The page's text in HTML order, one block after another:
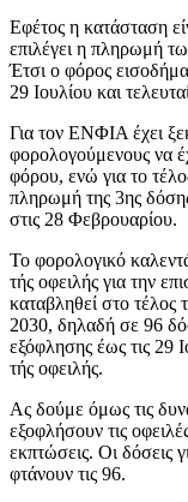
Εφέτος η κατάσταση
επιλέγει η πληρωμή
Έτσι ο φόρος
29 Ιουλίου και
Για τον ΕΝΦΙΑ έχει
φορολογούμενους να
φόρου, ενώ για το
πληρωμή της 3ης
στις 28 Φεβρουαρίου.
Το φορολογικό
τής οφειλής για την
καταβληθεί στο τέλος
2030, δηλαδή σε 96
εξόφλησης έως τις 29
τής οφειλής.
Ας δούμε όμως τις
εξοφλήσουν τις
εκπτώσεις. Οι δόσεις
φτάνουν τις 96.